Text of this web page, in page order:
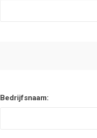
Bedrijfsnaam: